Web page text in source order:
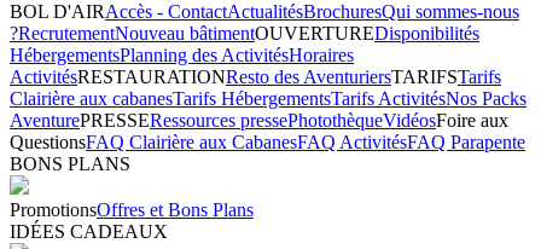
BOL D'AIRAccès - ContactActualitésBrochuresQui sommes-nous
?RecrutementNouveau bâtimentOUVERTUREDisponibilités
HébergementsPlanning des ActivitésHoraires
ActivitésRESTAURATIONResto des AventuriersTARIFSTarifs
Clairière aux cabanesTarifs HébergementsTarifs ActivitésNos Packs
AventurePRESSERessources pressePhotothèqueVidéosFoire aux
QuestionsFAQ Clairière aux CabanesFAQ ActivitésFAQ Parapente
BONS PLANS
PromotionsOffres et Bons Plans
IDÉES CADEAUX